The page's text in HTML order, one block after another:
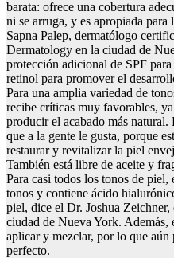
barata: ofrece una cobertura
ni se arruga, y es apropiada
Sapna Palep, dermatólogo
Dermatology en la ciudad de
protección adicional de SPF
retinol para promover el
Para una amplia variedad de
recibe críticas muy favorables,
producir el acabado más natural.
que a la gente le gusta, porque
restaurar y revitalizar la piel
También está libre de aceite y
Para casi todos los tonos de piel,
tonos y contiene ácido
piel, dice el Dr. Joshua
ciudad de Nueva York. Además,
aplicar y mezclar, por lo que aún
perfecto.